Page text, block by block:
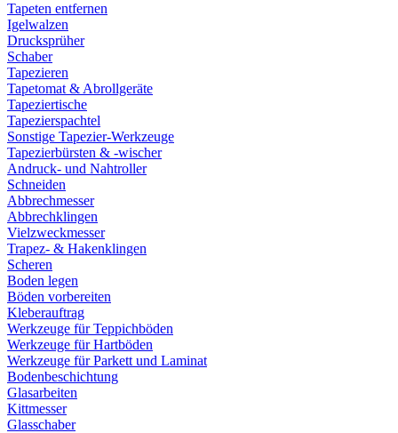
Tapeten entfernen
Igelwalzen
Drucksprüher
Schaber
Tapezieren
Tapetomat & Abrollgeräte
Tapeziertische
Tapezierspachtel
Sonstige Tapezier-Werkzeuge
Tapezierbürsten & -wischer
Andruck- und Nahtroller
Schneiden
Abbrechmesser
Abbrechklingen
Vielzweckmesser
Trapez- & Hakenklingen
Scheren
Boden legen
Böden vorbereiten
Kleberauftrag
Werkzeuge für Teppichböden
Werkzeuge für Hartböden
Werkzeuge für Parkett und Laminat
Bodenbeschichtung
Glasarbeiten
Kittmesser
Glasschaber